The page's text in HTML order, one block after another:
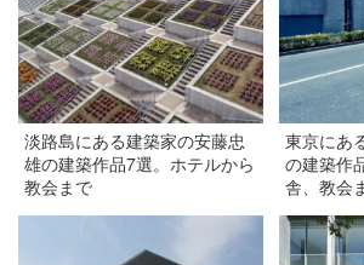
淡路島にある建築家の安藤忠
雄の建築作品7選。ホテルから
教会まで
東京にあ
の建築作
舎、教会